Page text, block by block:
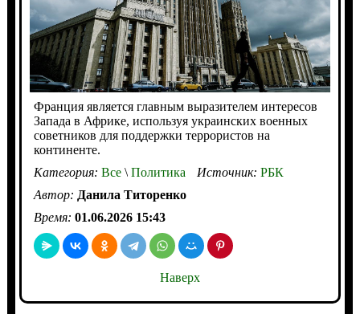
Франция является главным выразителем интересов
Запада в Африке, используя украинских военных
советников для поддержки террористов на
континенте.
Категория: Все\Политика Источник: РБК
Автор: Данила Титоренко
Время: 01.06.2026 15:43
Наверх